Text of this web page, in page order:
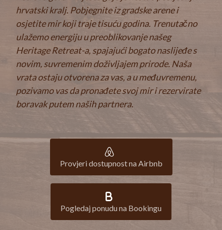
hrvatski kralj. Pobjegnite iz gradske arene i
osjetite mir koji traje tisuću godina. Trenutačno
ulažemo energiju u preoblikovanje našeg
Heritage Retreat-a, spajajući bogato naslijeđe s
novim, suvremenim doživljajem prirode. Naša
vrata ostaju otvorena za vas, a u međuvremenu,
pozivamo vas da pronađete svoj mir i rezervirate
boravak putem naših partnera.
Provjeri dostupnost na Airbnb
Pogledaj ponudu na Bookingu